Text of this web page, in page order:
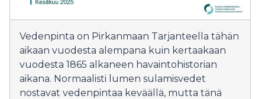
Vedenpinta on Pirkanmaan Tarjanteella tähän
aikaan vuodesta alempana kuin kertaakaan
vuodesta 1865 alkaneen havaintohistorian
aikana. Normaalisti lumen sulamisvedet
nostavat vedenpintaa keväällä, mutta tänä